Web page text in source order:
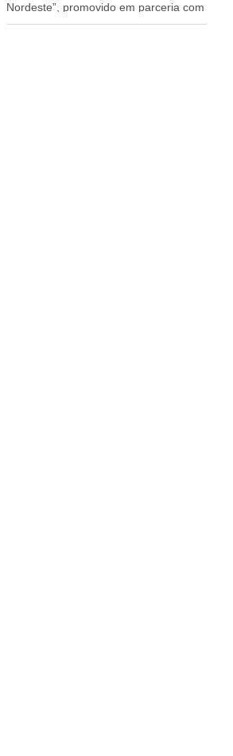
Nordeste”, promovido em parceria com
o Consórcio Nordeste. Na pauta do